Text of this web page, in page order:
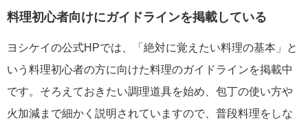
料理初心者向けにガイドラインを掲載している
ヨシケイの公式HPでは、「絶対に覚えたい料理の基本」と
いう料理初心者の方に向けた料理のガイドラインを掲載中
です。そろえておきたい調理道具を始め、包丁の使い方や
火加減まで細かく説明されていますので、普段料理をしな